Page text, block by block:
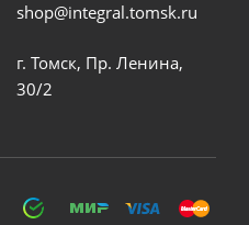
shop@integral.tomsk.ru
г. Томск, Пр. Ленина,
30/2